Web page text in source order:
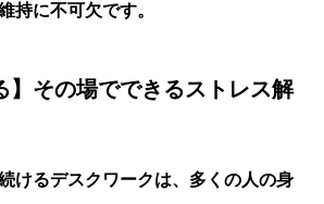
持に不可欠です。
】その場でできるストレス解
けるデスクワークは、多くの人の身